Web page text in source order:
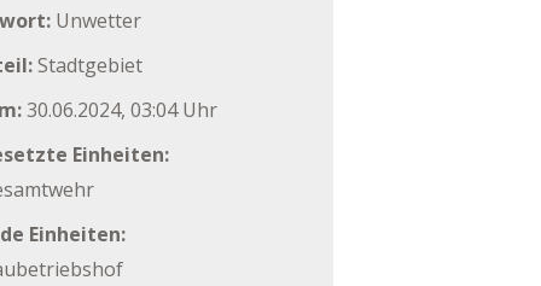
Unwetter
Stadtgebiet
30.06.2024, 03:04 Uhr
Einheiten:
Einheiten: